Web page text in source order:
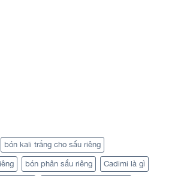
bón kali trắng cho sầu riêng
bón phân sầu riêng Cadimi là gì